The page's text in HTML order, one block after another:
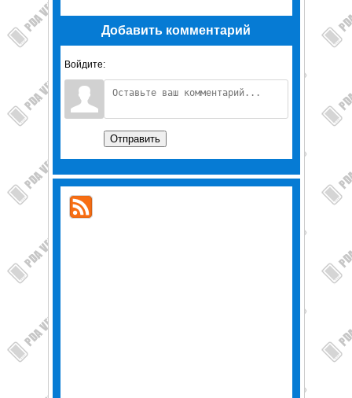
Добавить комментарий
Войдите:
Отправить